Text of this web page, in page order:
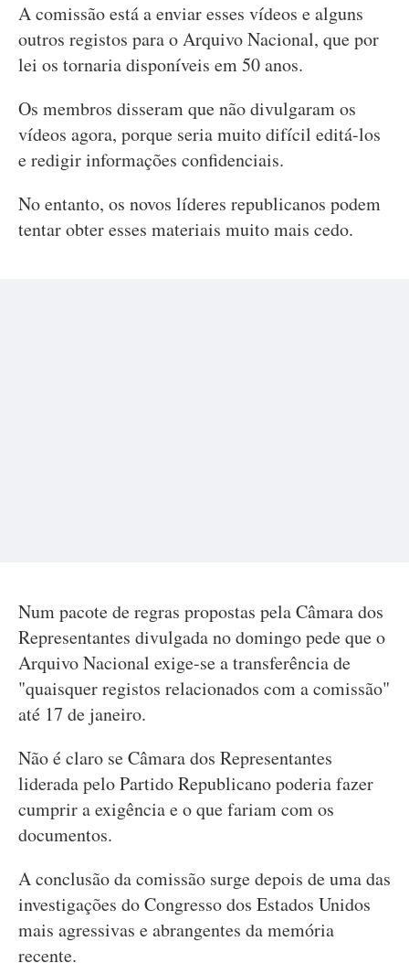
A comissão está a enviar esses vídeos e alguns
outros registos para o Arquivo Nacional, que por
lei os tornaria disponíveis em 50 anos.
Os membros disseram que não divulgaram os
vídeos agora, porque seria muito difícil editá-los
e redigir informações confidenciais.
No entanto, os novos líderes republicanos podem
tentar obter esses materiais muito mais cedo.
Num pacote de regras propostas pela Câmara dos
Representantes divulgada no domingo pede que o
Arquivo Nacional exige-se a transferência de
"quaisquer registos relacionados com a comissão"
até 17 de janeiro.
Não é claro se Câmara dos Representantes
liderada pelo Partido Republicano poderia fazer
cumprir a exigência e o que fariam com os
documentos.
A conclusão da comissão surge depois de uma das
investigações do Congresso dos Estados Unidos
mais agressivas e abrangentes da memória
recente.